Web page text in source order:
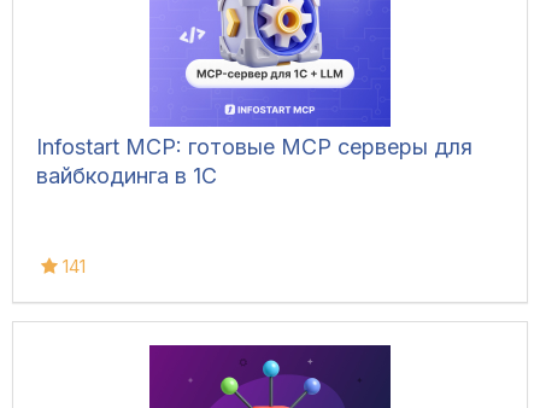
Infostart MCP: готовые MCP серверы для
вайбкодинга в 1С
141